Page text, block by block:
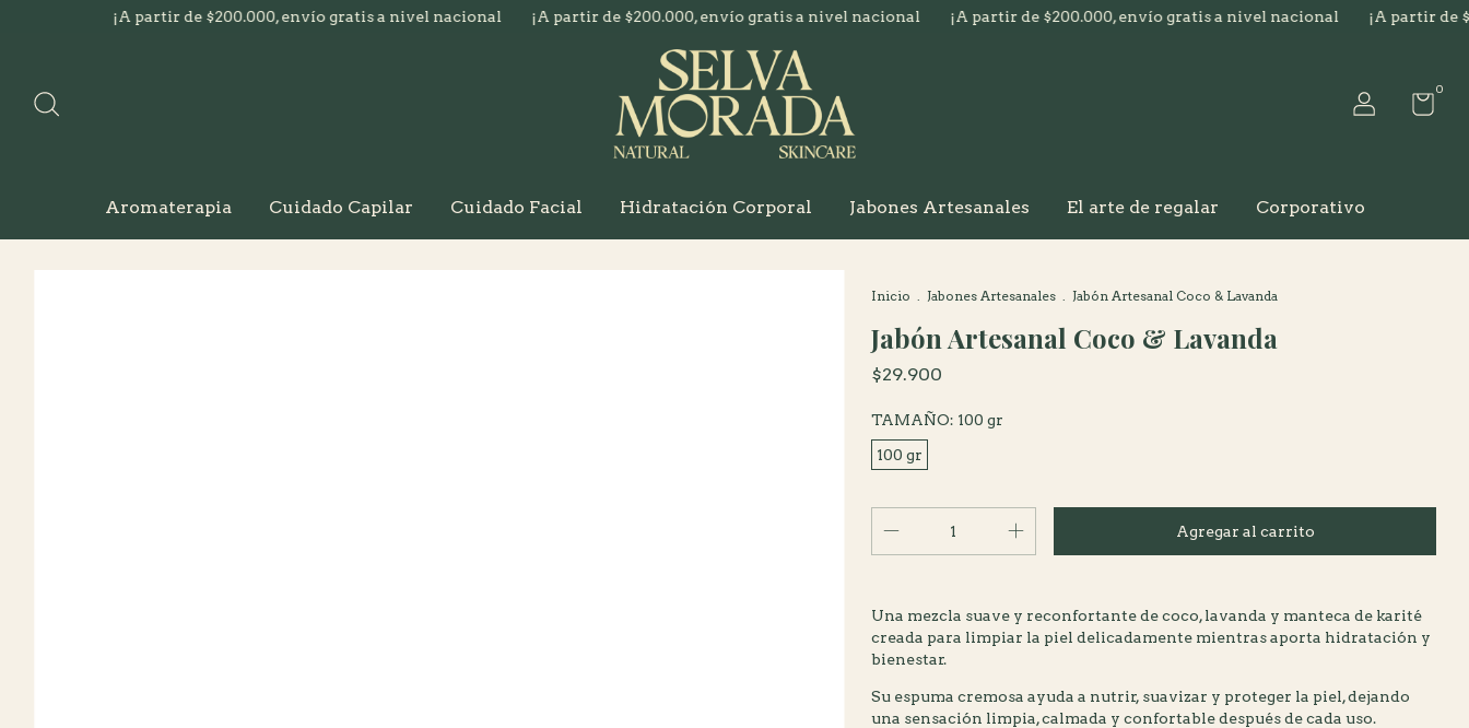
¡A partir de $200.000, envío gratis a nivel nacional ¡A partir de $200.000, envío gratis a nivel nacional ¡A partir de $200.000, envío gratis a nivel nacional ¡A partir de
0
Aromaterapia Cuidado Capilar Cuidado Facial Hidratación Corporal Jabones Artesanales El arte de regalar Corporativo
Inicio . Jabones Artesanales . Jabón Artesanal Coco & Lavanda
Jabón Artesanal Coco & Lavanda
$29.900
TAMAÑO: 100 gr
100 gr
Una mezcla suave y reconfortante de coco, lavanda y manteca de karité
creada para limpiar la piel delicadamente mientras aporta hidratación y
bienestar.
Su espuma cremosa ayuda a nutrir, suavizar y proteger la piel, dejando
una sensación limpia, calmada y confortable después de cada uso.